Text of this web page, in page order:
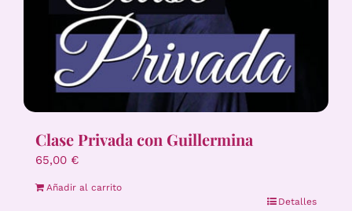
Clase Privada con Guillermina
65,00 €
Añadir al carrito
Detalles